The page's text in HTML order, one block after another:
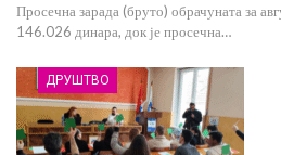
Просечна зарада (бруто) обрачуната за
146.026 динара, док је просечна…
ДРУШТВО